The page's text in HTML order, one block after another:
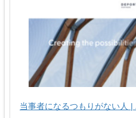
当事者になるつもりがない人